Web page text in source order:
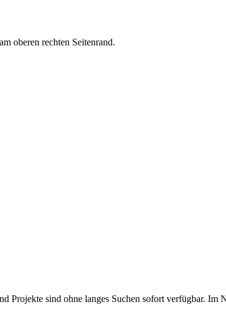
oberen rechten Seitenrand.
sind ohne langes Suchen sofort verfügbar. Im